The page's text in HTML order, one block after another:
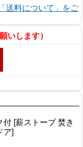
送料について」をご
いします）
[薪ストーブ 焚き
ア]